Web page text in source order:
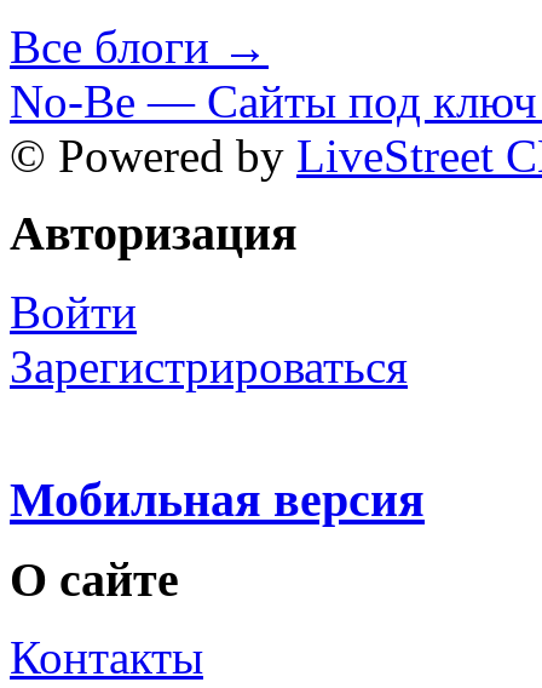
Все блоги →
No-Be — Сайты под ключ
© Powered by LiveStreet
Авторизация
Войти
Зарегистрироваться
Мобильная версия
О сайте
Контакты